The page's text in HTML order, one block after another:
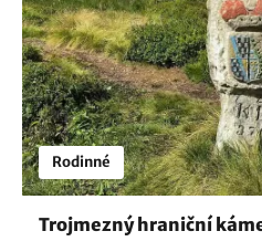
Rodinné
Trojmezný hraniční